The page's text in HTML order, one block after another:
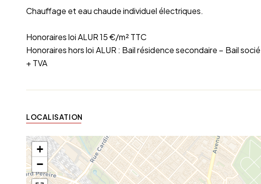
Chauffage et eau chaude individuel électriques.
Honoraires loi ALUR 15 €/m² TTC
Honoraires hors loi ALUR : Bail résidence secondaire – Bail
+ TVA
LOCALISATION
+
−